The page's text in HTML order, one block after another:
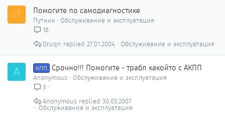
П Помогите по самодиагностике
Путник
Обслуживание и эксплуатация
18
Обслуживание и эксплуатация
27.01.2004
Druqn
A КПП Срочно!!! Помогите - трабл какойто с АКПП
Anonymous
Обслуживание и эксплуатация
3
Обслуживание и эксплуатация
30.03.2007
Anonymous